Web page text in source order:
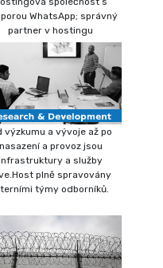
WhatsApp; správný
partner v hostingu
výzkumu a vývoje až po
nasazení a provoz jsou
a služby
plně spravovány
týmy odborníků.